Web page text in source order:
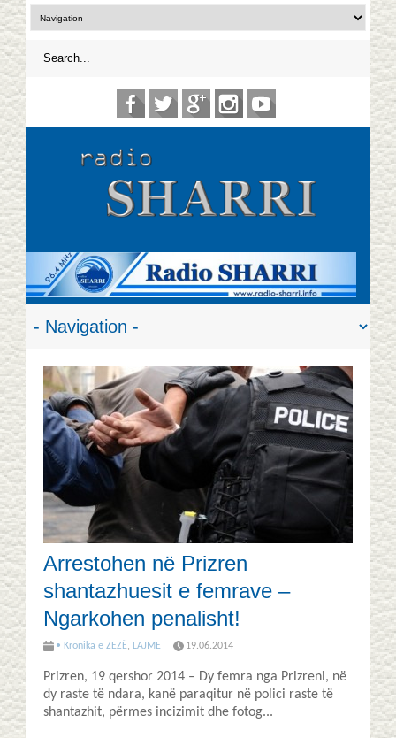
Arrestohen në Prizren
shantazhuesit e femrave –
Ngarkohen penalisht!
• Kronika e ZEZË, LAJME 19.06.2014
Prizren, 19 qershor 2014 – Dy femra nga Prizreni, në
dy raste të ndara, kanë paraqitur në polici raste të
shantazhit, përmes incizimit dhe fotog...